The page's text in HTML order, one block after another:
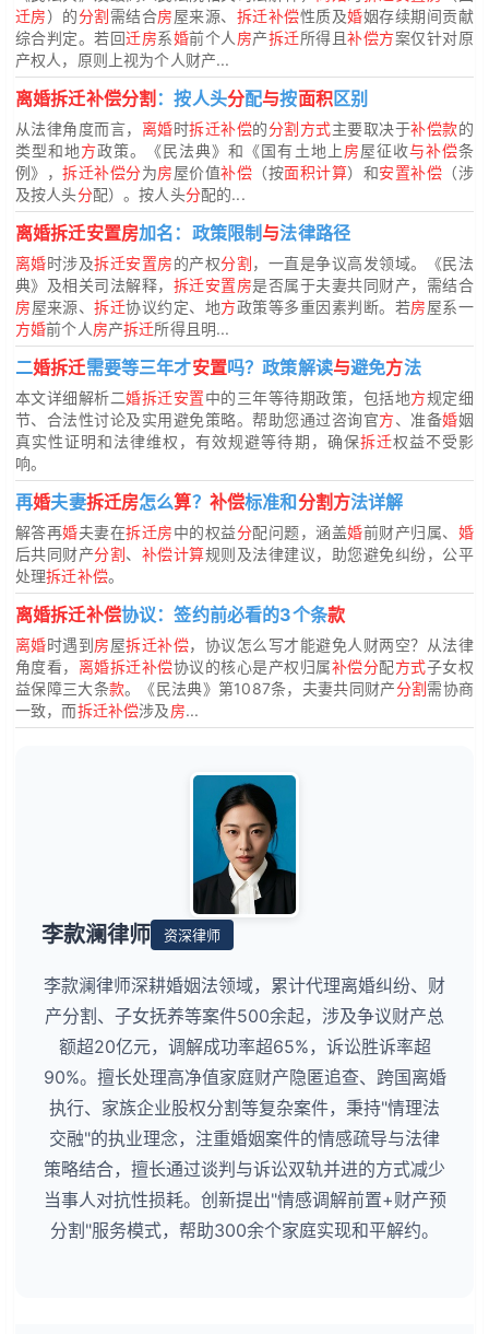
迁房）的分割需结合房屋来源、 拆迁补偿性质及婚姻存续期间贡献
综合判定。若回迁房系婚前个人 房产拆迁所得且补偿方案仅针对原
产权人，原则上视为个人财产...
离婚拆迁补偿分割 ：按人头分配与按面积区别
从法律角度而言， 离婚时拆迁补偿的分割方式主要取决于补偿款的
类型和地方政策。《民法典》和《国有土地上房屋征收与补偿条
例》，拆迁补偿分为房屋价值补偿 （按面积计算）和安置补偿 （涉
及按人头分配）。按人头分配的...
离婚拆迁安置房加名：政策限制 与法律路径
离婚时涉及拆迁安置房的产权分割，一直是争议高发领域。《民法
典》及相关司法解释， 拆迁安置房是否属于夫妻共同财产，需结合
房屋来源、拆迁协议约定、地方政策等多重因素判断。若房屋系一
方婚前个人房产拆迁所得且明...
二婚拆迁需要等三年才安置吗？政策解读与避免方法
本文详细解析二婚拆迁安置中的三年等待期政策，包括地方规定细
节、合法性讨论及实用避免策略。帮助您通过咨询官方、准备婚姻
真实性证明和法律维权，有效规避等待期，确保拆迁权益不受影
响。
再婚夫妻拆迁房怎么算？ 补偿标准和分割方法详解
解答再婚夫妻在拆迁房中的权益分配问题，涵盖婚前财产归属、 婚
后共同财产分割、 补偿计算规则及法律建议，助您避免纠纷，公平
处理拆迁补偿。
离婚拆迁补偿协议：签约前必看的3个条款
离婚时遇到房屋拆迁补偿，协议怎么写才能避免人财两空？从法律
角度看， 离婚拆迁补偿协议的核心是产权归属补偿分配方式子女权
益保障三大条款。《民法典》第1087条，夫妻共同财产分割需协商
一致，而拆迁补偿涉及房...
李款澜律师 资深律师
李款澜律师深耕婚姻法领域，累计代理离婚纠纷、财
产分割、子女抚养等案件500余起，涉及争议财产总
额超20亿元，调解成功率超65%，诉讼胜诉率超
90%。擅长处理高净值家庭财产隐匿追查、跨国离婚
执行、家族企业股权分割等复杂案件，秉持"情理法
交融"的执业理念，注重婚姻案件的情感疏导与法律
策略结合，擅长通过谈判与诉讼双轨并进的方式减少
当事人对抗性损耗。创新提出"情感调解前置+财产预
分割"服务模式，帮助300余个家庭实现和平解约。